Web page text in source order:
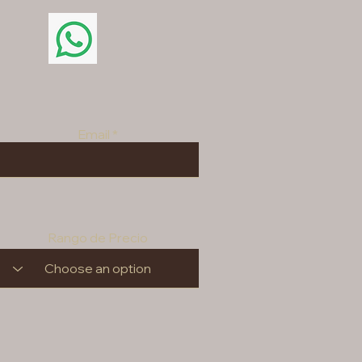
Email
Rango de Precio